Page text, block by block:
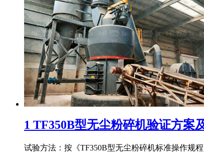
1 TF350B型无尘粉碎机验证方案
试验方法：按《TF350B型无尘粉碎机标准操作规